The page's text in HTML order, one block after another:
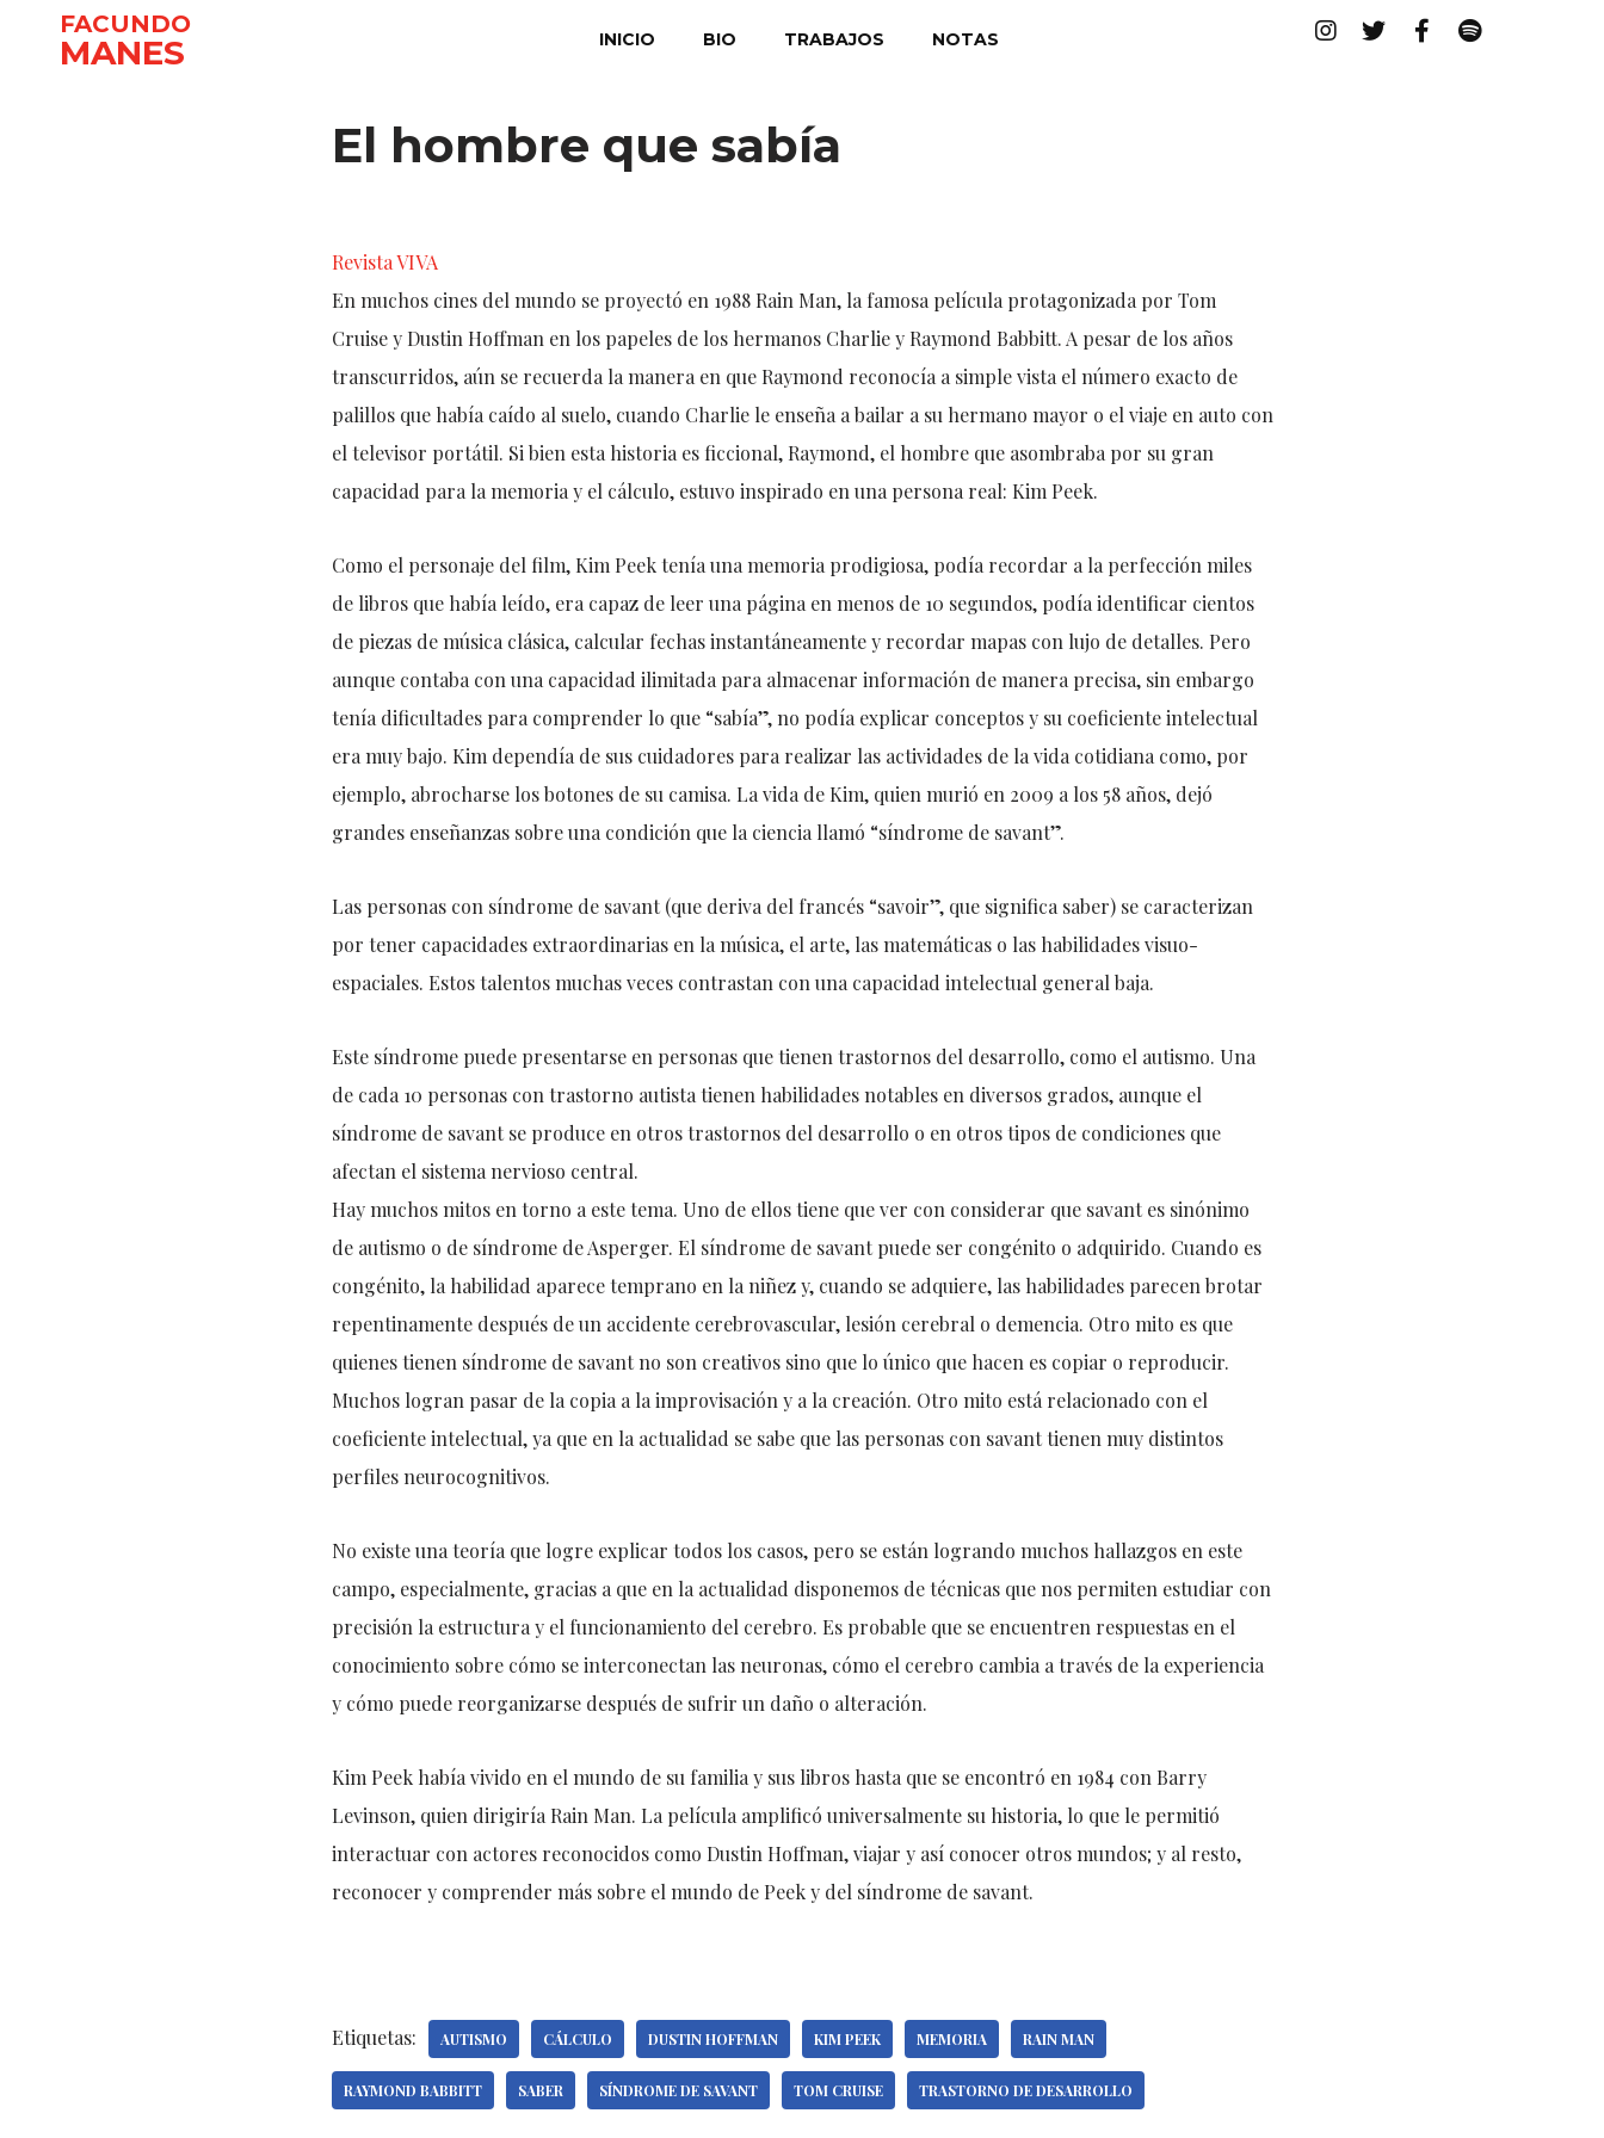
FACUNDO
MANES INICIO BIO TRABAJOS NOTAS
El hombre que sabía
Revista VIVA
En muchos cines del mundo se proyectó en 1988 Rain Man, la famosa película protagonizada por Tom
Cruise y Dustin Hoffman en los papeles de los hermanos Charlie y Raymond Babbitt. A pesar de los años
transcurridos, aún se recuerda la manera en que Raymond reconocía a simple vista el número exacto de
palillos que había caído al suelo, cuando Charlie le enseña a bailar a su hermano mayor o el viaje en auto con
el televisor portátil. Si bien esta historia es ficcional, Raymond, el hombre que asombraba por su gran
capacidad para la memoria y el cálculo, estuvo inspirado en una persona real: Kim Peek.
Como el personaje del film, Kim Peek tenía una memoria prodigiosa, podía recordar a la perfección miles
de libros que había leído, era capaz de leer una página en menos de 10 segundos, podía identificar cientos
de piezas de música clásica, calcular fechas instantáneamente y recordar mapas con lujo de detalles. Pero
aunque contaba con una capacidad ilimitada para almacenar información de manera precisa, sin embargo
tenía dificultades para comprender lo que “sabía”, no podía explicar conceptos y su coeficiente intelectual
era muy bajo. Kim dependía de sus cuidadores para realizar las actividades de la vida cotidiana como, por
ejemplo, abrocharse los botones de su camisa. La vida de Kim, quien murió en 2009 a los 58 años, dejó
grandes enseñanzas sobre una condición que la ciencia llamó “síndrome de savant”.
Las personas con síndrome de savant (que deriva del francés “savoir”, que significa saber) se caracterizan
por tener capacidades extraordinarias en la música, el arte, las matemáticas o las habilidades visuo-
espaciales. Estos talentos muchas veces contrastan con una capacidad intelectual general baja.
Este síndrome puede presentarse en personas que tienen trastornos del desarrollo, como el autismo. Una
de cada 10 personas con trastorno autista tienen habilidades notables en diversos grados, aunque el
síndrome de savant se produce en otros trastornos del desarrollo o en otros tipos de condiciones que
afectan el sistema nervioso central.
Hay muchos mitos en torno a este tema. Uno de ellos tiene que ver con considerar que savant es sinónimo
de autismo o de síndrome de Asperger. El síndrome de savant puede ser congénito o adquirido. Cuando es
congénito, la habilidad aparece temprano en la niñez y, cuando se adquiere, las habilidades parecen brotar
repentinamente después de un accidente cerebrovascular, lesión cerebral o demencia. Otro mito es que
quienes tienen síndrome de savant no son creativos sino que lo único que hacen es copiar o reproducir.
Muchos logran pasar de la copia a la improvisación y a la creación. Otro mito está relacionado con el
coeficiente intelectual, ya que en la actualidad se sabe que las personas con savant tienen muy distintos
perfiles neurocognitivos.
No existe una teoría que logre explicar todos los casos, pero se están logrando muchos hallazgos en este
campo, especialmente, gracias a que en la actualidad disponemos de técnicas que nos permiten estudiar con
precisión la estructura y el funcionamiento del cerebro. Es probable que se encuentren respuestas en el
conocimiento sobre cómo se interconectan las neuronas, cómo el cerebro cambia a través de la experiencia
y cómo puede reorganizarse después de sufrir un daño o alteración.
Kim Peek había vivido en el mundo de su familia y sus libros hasta que se encontró en 1984 con Barry
Levinson, quien dirigiría Rain Man. La película amplificó universalmente su historia, lo que le permitió
interactuar con actores reconocidos como Dustin Hoffman, viajar y así conocer otros mundos; y al resto,
reconocer y comprender más sobre el mundo de Peek y del síndrome de savant.
Etiquetas: AUTISMO CÁLCULO DUSTIN HOFFMAN KIM PEEK MEMORIA RAIN MAN
RAYMOND BABBITT SABER SÍNDROME DE SAVANT TOM CRUISE TRASTORNO DE DESARROLLO